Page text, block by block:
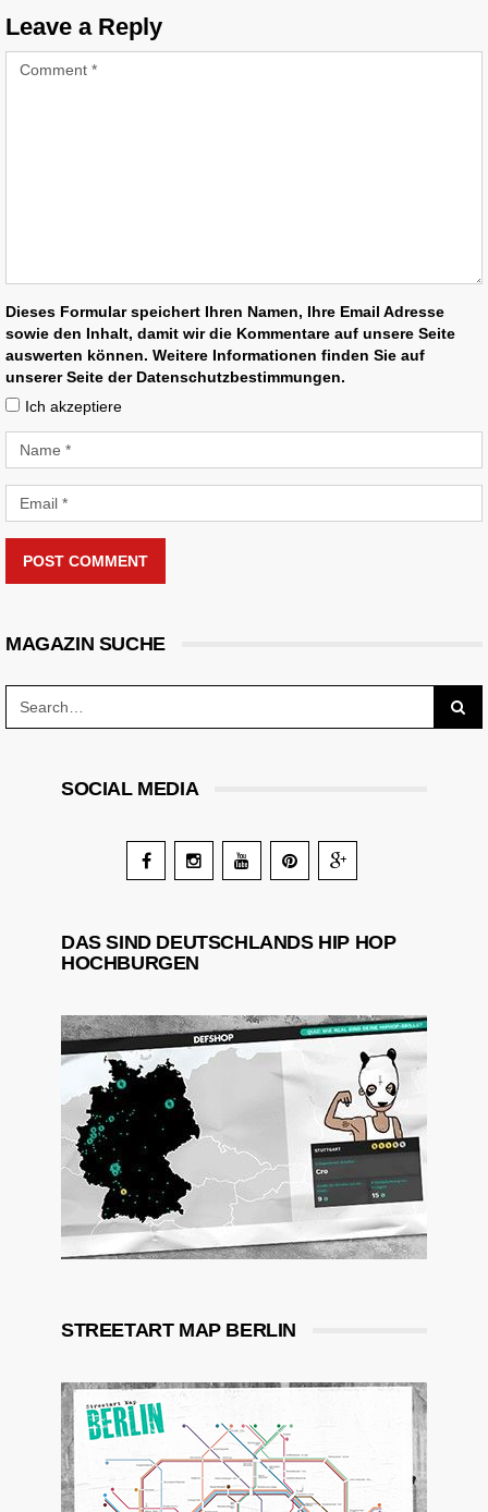
Leave a Reply
Dieses Formular speichert Ihren Namen, Ihre Email Adresse
sowie den Inhalt, damit wir die Kommentare auf unsere Seite
auswerten können. Weitere Informationen finden Sie auf
unserer Seite der Datenschutzbestimmungen.
Ich akzeptiere
POST COMMENT
MAGAZIN SUCHE
SOCIAL MEDIA
DAS SIND DEUTSCHLANDS HIP HOP
HOCHBURGEN
STREETART MAP BERLIN